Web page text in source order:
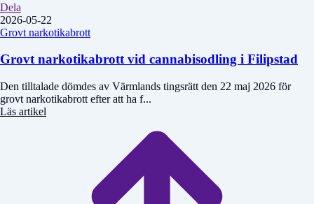
Dela
2026-05-22
Grovt narkotikabrott
Grovt narkotikabrott vid cannabisodling i Filipstad
Den tilltalade dömdes av Värmlands tingsrätt den 22 maj 2026 för
grovt narkotikabrott efter att ha f...
Läs artikel